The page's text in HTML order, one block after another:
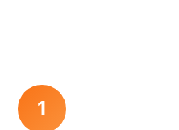
1